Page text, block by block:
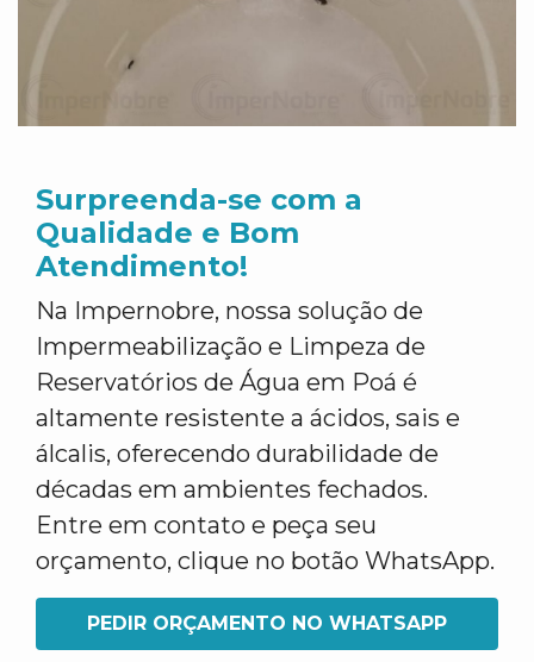
Surpreenda-se com a
Qualidade e Bom
Atendimento!
Na Impernobre, nossa solução de
Impermeabilização e Limpeza de
Reservatórios de Água em Poá é
altamente resistente a ácidos, sais e
álcalis, oferecendo durabilidade de
décadas em ambientes fechados.
Entre em contato e peça seu
orçamento, clique no botão WhatsApp.
PEDIR ORÇAMENTO NO WHATSAPP